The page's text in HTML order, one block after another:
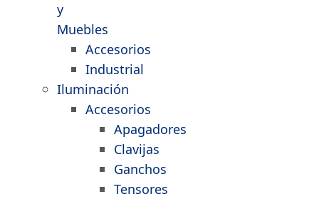
y
Muebles
Accesorios
Industrial
Iluminación
Accesorios
Apagadores
Clavijas
Ganchos
Tensores